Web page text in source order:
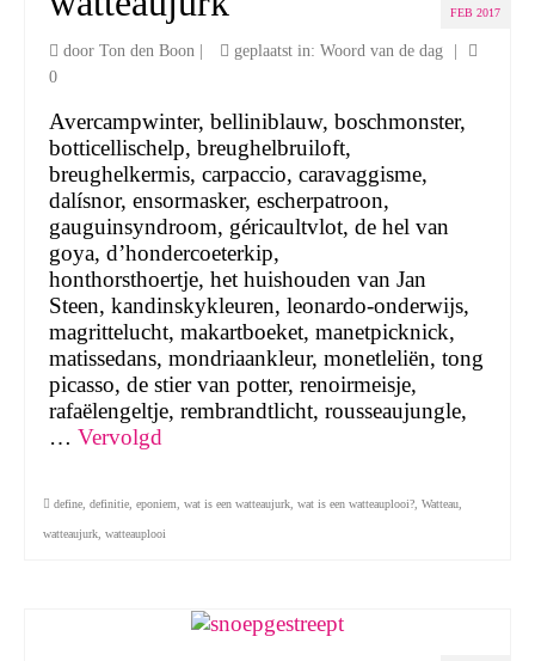
FEB 2017
door Ton den Boon geplaatst in: Woord van de dag
0
Avercampwinter, belliniblauw, boschmonster,
botticellischelp, breughelbruiloft,
breughelkermis, carpaccio, caravaggisme,
dalísnor, ensormasker, escherpatroon,
gauguinsyndroom, géricaultvlot, de hel van
goya, d’hondercoeterkip,
honthorsthoertje, het huishouden van Jan
Steen, kandinskykleuren, leonardo-onderwijs,
magrittelucht, makartboeket, manetpicknick,
matissedans, mondriaankleur, monetleliën, tong
picasso, de stier van potter, renoirmeisje,
rafaëlengeltje, rembrandtlicht, rousseaujungle,
… Vervolgd
define definitie eponiem wat is een watteaujurk wat is een watteauplooi? Watteau
watteaujurk watteauplooi